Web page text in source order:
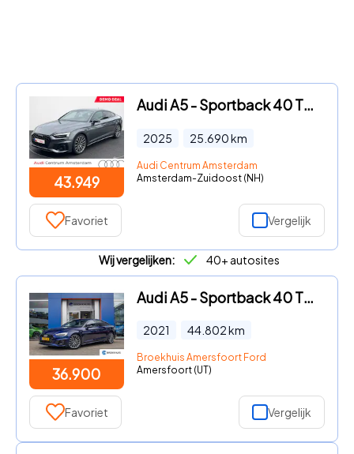
43.949
Audi A5 - Sportback 40 TFSI S edition Competition 204pk | Panoramadak
2025 25.690km
Audi Centrum Amsterdam
Amsterdam-Zuidoost (NH)
Favoriet Vergelijk
Wij vergelijken: 40+ autosites
36.900
Audi A5 - Sportback 40 TFSI S edition Competition | S Line | Digitaal
2021 44.802km
Broekhuis Amersfoort Ford
Amersfoort (UT)
Favoriet Vergelijk